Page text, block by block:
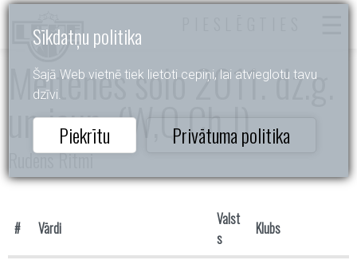
Sīkdatņu politika
Šajā Web vietnē tiek lietoti cepiņi, lai atvieglotu tavu
dzīvi.
Piekrītu Privātuma politika
Meitenes solo 2011. dz.g.
un jaun. (W,Q,Ch,J)
Rudens Ritmi
# Vārdi
Valst
s
Klubs